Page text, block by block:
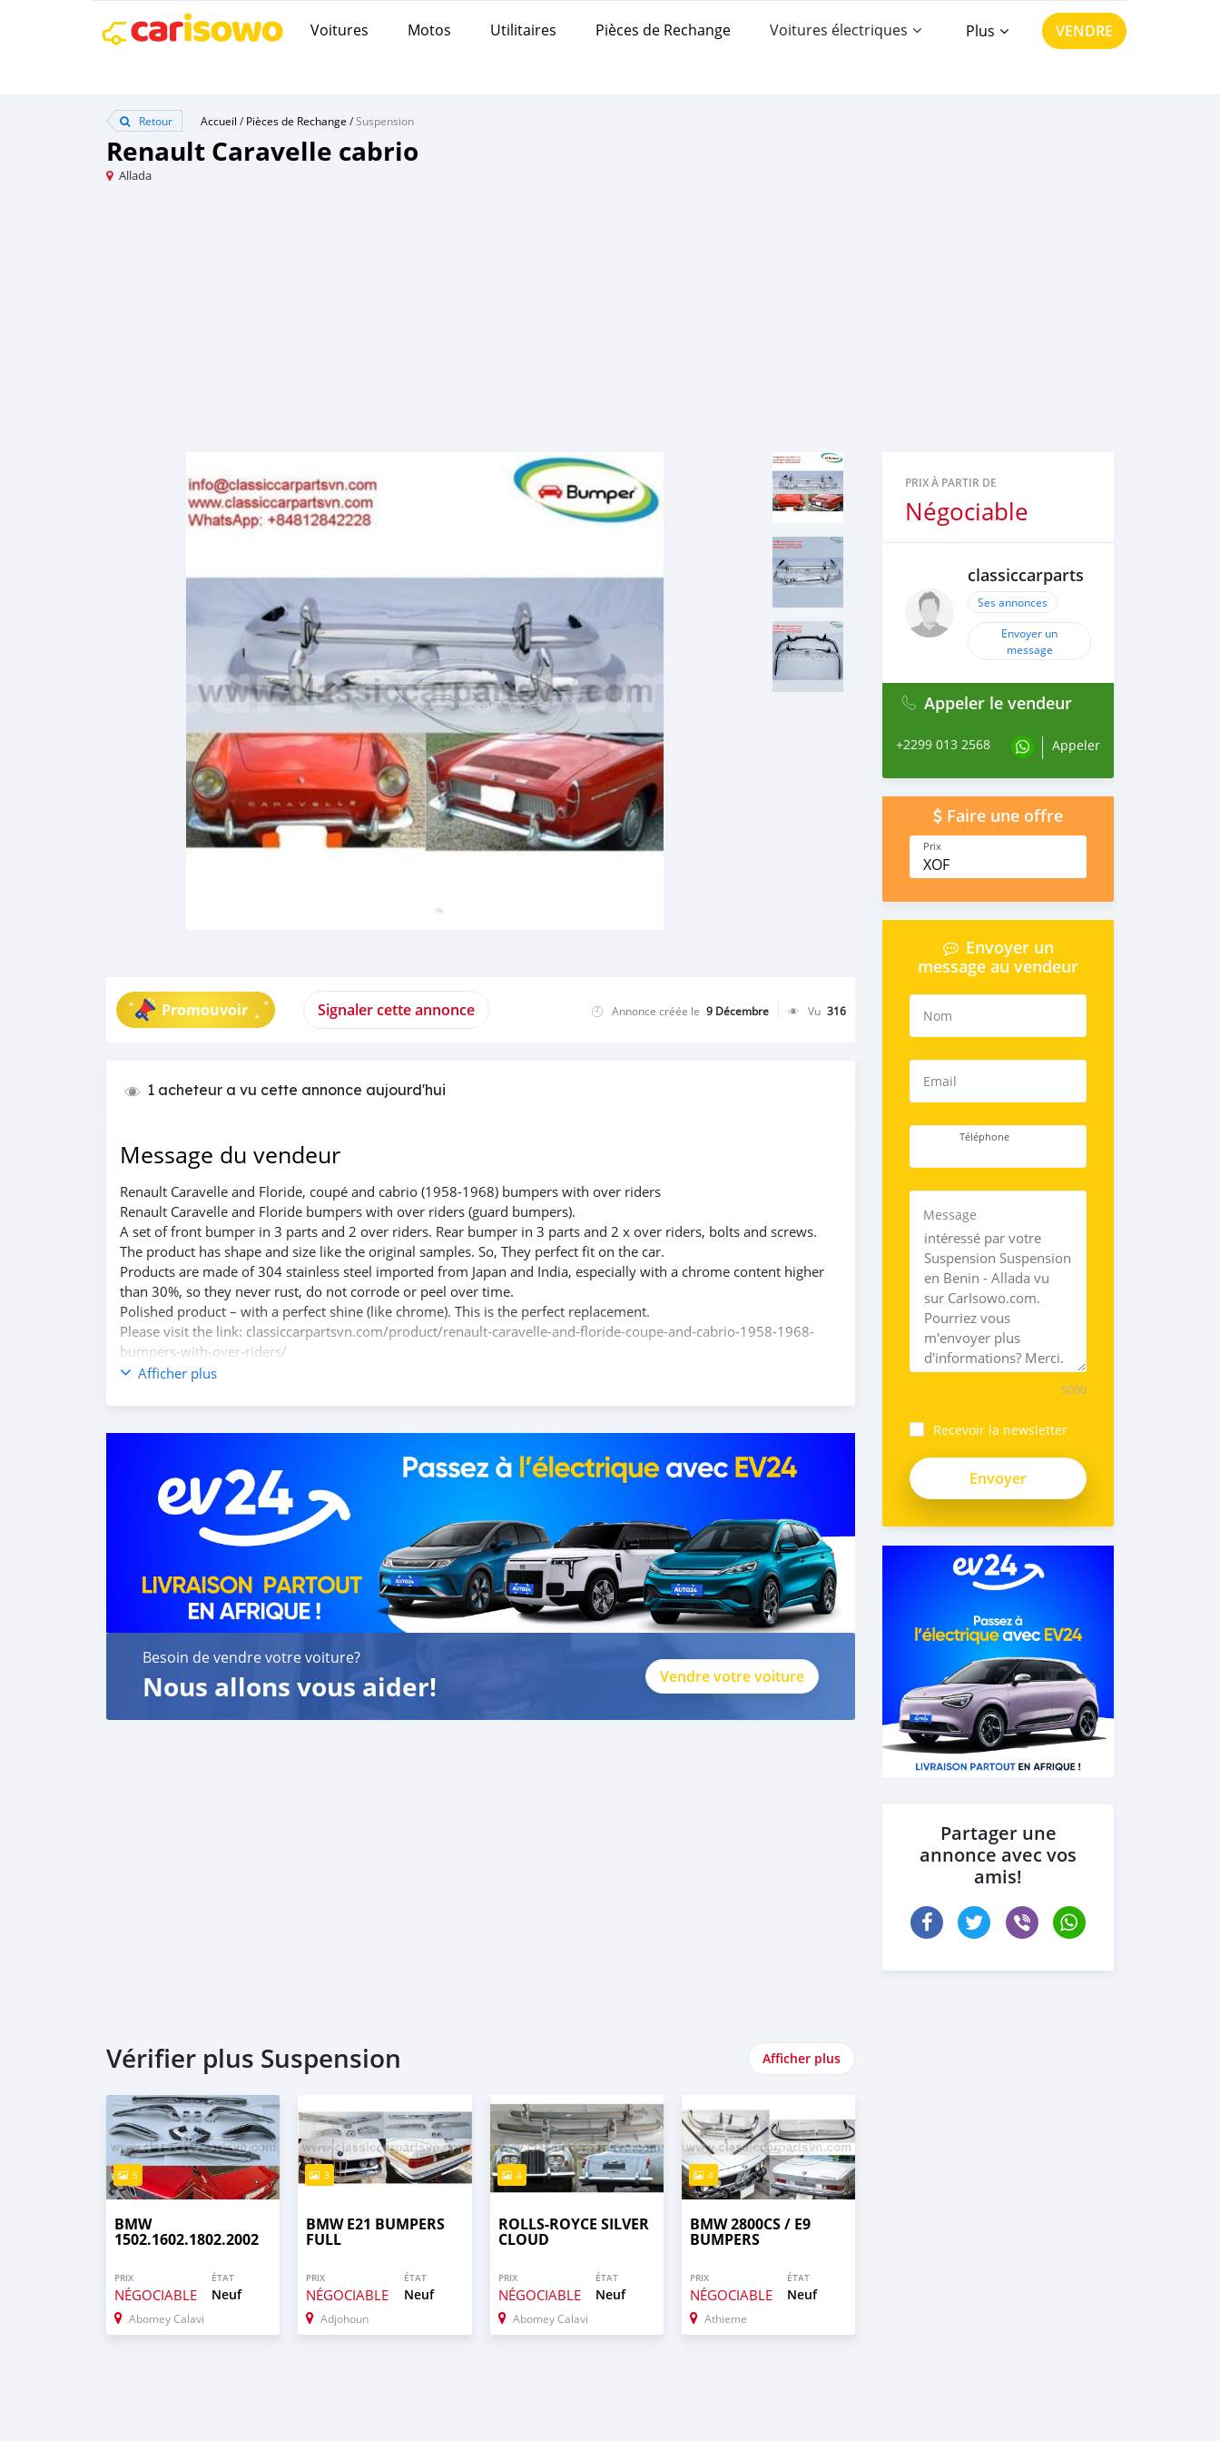
Voitures Motos Utilitaires Pièces de Rechange Voitures électriques Plus VENDRE
Retour Accueil /Pièces de Rechange /Suspension
Renault Caravelle cabrio
Allada
Promouvoir Signaler cette annonce Annonce créée le 9 Décembre Vu 316
1 acheteur a vu cette annonce aujourd'hui
Message du vendeur
Renault Caravelle and Floride, coupé and cabrio (1958-1968) bumpers with over riders
Renault Caravelle and Floride bumpers with over riders (guard bumpers).
A set of front bumper in 3 parts and 2 over riders. Rear bumper in 3 parts and 2 x over riders, bolts and screws.
The product has shape and size like the original samples. So, They perfect fit on the car.
Products are made of 304 stainless steel imported from Japan and India, especially with a chrome content higher
than 30%, so they never rust, do not corrode or peel over time.
Polished product – with a perfect shine (like chrome). This is the perfect replacement.
Please visit the link: classiccarpartsvn.com/product/renault-caravelle-and-floride-coupe-and-cabrio-1958-1968-
bumpers-with-over-riders/
If you need all parts for any classic car, Please contact me.
Email: info@classiccarpartsvn.com
Fanpage: : www.facebook.com/profile.php?id=100088684251588
Afficher plus
Besoin de vendre votre voiture?
Nous allons vous aider! Vendre votre voiture
Vérifier plus Suspension Afficher plus
5
BMW
1502.1602.1802.2002
PRIX
NÉGOCIABLE
ÉTAT
Neuf
Abomey Calavi
3
BMW E21 BUMPERS
FULL
PRIX
NÉGOCIABLE
ÉTAT
Neuf
Adjohoun
4
ROLLS-ROYCE SILVER
CLOUD
PRIX
NÉGOCIABLE
ÉTAT
Neuf
Abomey Calavi
4
BMW 2800CS / E9
BUMPERS
PRIX
NÉGOCIABLE
ÉTAT
Neuf
Athieme
PRIX À PARTIR DE
Négociable
classiccarparts
Ses annonces
Envoyer un
message
Appeler le vendeur
+2299 013 2568 Appeler
Faire une offre
Prix
XOF
Envoyer un
message au vendeur
Nom
Email
Téléphone
Message
5000
Recevoir la newsletter
Partager une
annonce avec vos
amis!